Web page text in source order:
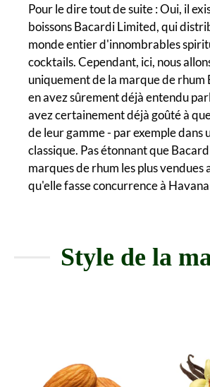
Pour le dire tout de suite : Oui, il
boissons Bacardi Limited, qui
monde entier d'innombrables
cocktails. Cependant, ici, nous
uniquement de la marque de rhum
en avez sûrement déjà entendu
avez certainement déjà goûté à
de leur gamme - par exemple dans
classique. Pas étonnant que
marques de rhum les plus vendues
qu'elle fasse concurrence à
Style de la